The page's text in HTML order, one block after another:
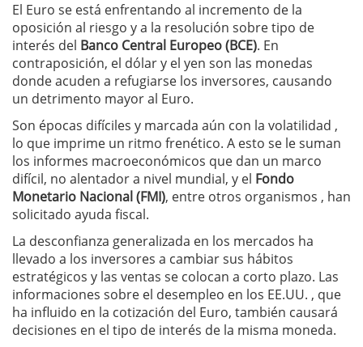
El Euro se está enfrentando al incremento de la
oposición al riesgo y a la resolución sobre tipo de
interés del Banco Central Europeo (BCE). En
contraposición, el dólar y el yen son las monedas
donde acuden a refugiarse los inversores, causando
un detrimento mayor al Euro.
Son épocas difíciles y marcada aún con la volatilidad ,
lo que imprime un ritmo frenético. A esto se le suman
los informes macroeconómicos que dan un marco
difícil, no alentador a nivel mundial, y el Fondo
Monetario Nacional (FMI), entre otros organismos , han
solicitado ayuda fiscal.
La desconfianza generalizada en los mercados ha
llevado a los inversores a cambiar sus hábitos
estratégicos y las ventas se colocan a corto plazo. Las
informaciones sobre el desempleo en los EE.UU. , que
ha influido en la cotización del Euro, también causará
decisiones en el tipo de interés de la misma moneda.